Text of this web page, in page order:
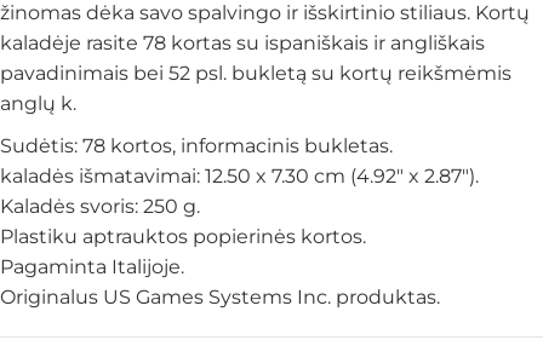
žinomas dėka savo spalvingo ir išskirtinio stiliaus. Kortų
kaladėje rasite 78 kortas su ispaniškais ir angliškais
pavadinimais bei 52 psl. bukletą su kortų reikšmėmis
anglų k.
Sudėtis: 78 kortos, informacinis bukletas.
kaladės išmatavimai: 12.50 x 7.30 cm (4.92″ x 2.87″).
Kaladės svoris: 250 g.
Plastiku aptrauktos popierinės kortos.
Pagaminta Italijoje.
Originalus US Games Systems Inc. produktas.